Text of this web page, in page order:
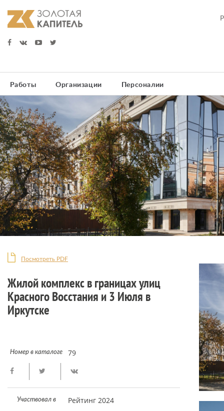
Работы Организации Персоналии
Посмотреть PDF
Жилой комплекс в границах улиц
Красного Восстания и 3 Июля в
Иркутске
Номер в каталоге 79
Участвовал в Рейтинг 2024